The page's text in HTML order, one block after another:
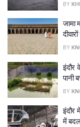
BY
जामा
BY
इंदौर
पानी
BY
इंदौर
में